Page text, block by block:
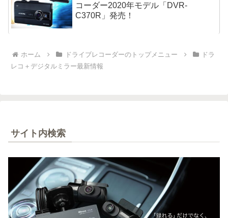
コーダー2020年モデル「DVR-
C370R」発売！
ホーム ドライブレコーダーのトップメニュー
ドラ
レコ＋デジタルミラー最新情報
サイト内検索